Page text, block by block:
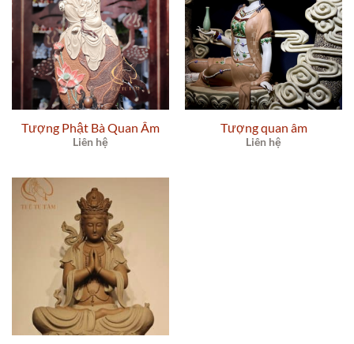
Tượng Phật Bà Quan Âm
Liên hệ
Tượng quan âm
Liên hệ